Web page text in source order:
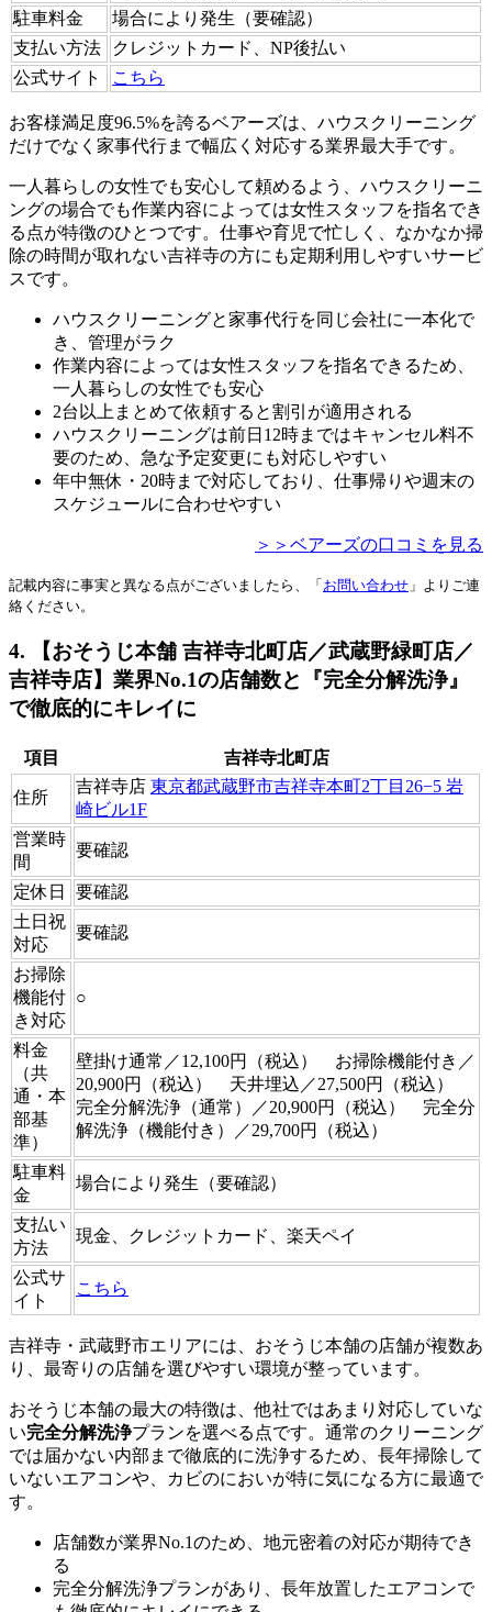
駐車料金
場合により発生（要確認）
支払い方法
クレジットカード、NP後払い
公式サイト
こちら
お客様満足度96.5%を誇るベアーズは、ハウスクリーニング
だけでなく家事代行まで幅広く対応する業界最大手です。
一人暮らしの女性でも安心して頼めるよう、ハウスクリーニ
ングの場合でも作業内容によっては女性スタッフを指名でき
る点が特徴のひとつです。仕事や育児で忙しく、なかなか掃
除の時間が取れない吉祥寺の方にも定期利用しやすいサービ
スです。
ハウスクリーニングと家事代行を同じ会社に一本化で
き、管理がラク
作業内容によっては女性スタッフを指名できるため、
一人暮らしの女性でも安心
2台以上まとめて依頼すると割引が適用される
ハウスクリーニングは前日12時まではキャンセル料不
要のため、急な予定変更にも対応しやすい
年中無休・20時まで対応しており、仕事帰りや週末の
スケジュールに合わせやすい
＞＞ベアーズの口コミを見る
記載内容に事実と異なる点がございましたら、「 お問い合わせ 」よりご連
絡ください。
4. 【おそうじ本舗 吉祥寺北町店／武蔵野緑町店／
吉祥寺店】業界No.1の店舗数と『完全分解洗浄』
で徹底的にキレイに
項目 吉祥寺北町店
住所
吉祥寺店 東京都武蔵野市吉祥寺本町2丁目26−5 岩
崎ビル1F
営業時
間
要確認
定休日
要確認
土日祝
対応
要確認
お掃除
機能付
き対応
○
料金
（共
通・本
部基
準）
壁掛け通常／12,100円（税込） お掃除機能付き／
20,900円（税込） 天井埋込／27,500円（税込）
完全分解洗浄（通常）／20,900円（税込） 完全分
解洗浄（機能付き）／29,700円（税込）
駐車料
金
場合により発生（要確認）
支払い
方法
現金、クレジットカード、楽天ペイ
公式サ
イト
こちら
吉祥寺・武蔵野市エリアには、おそうじ本舗の店舗が複数あ
り、最寄りの店舗を選びやすい環境が整っています。
おそうじ本舗の最大の特徴は、他社ではあまり対応していな
い完全分解洗浄プランを選べる点です。通常のクリーニング
では届かない内部まで徹底的に洗浄するため、長年掃除して
いないエアコンや、カビのにおいが特に気になる方に最適で
す。
店舗数が業界No.1のため、地元密着の対応が期待でき
る
完全分解洗浄プランがあり、長年放置したエアコンで